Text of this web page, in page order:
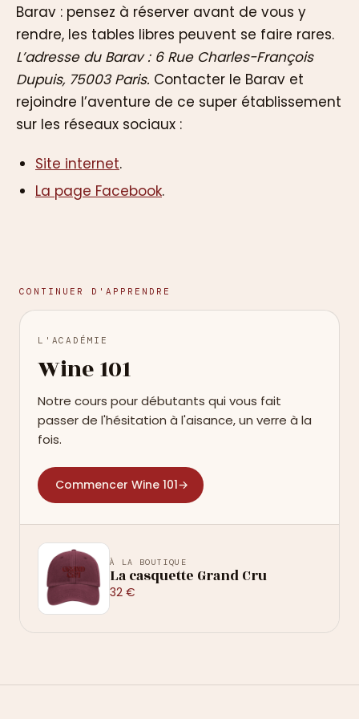
Barav : pensez à réserver avant de vous y
rendre, les tables libres peuvent se faire rares.
L’adresse du Barav : 6 Rue Charles-François
Dupuis, 75003 Paris. Contacter le Barav et
rejoindre l’aventure de ce super établissement
sur les réseaux sociaux :
Site internet.
La page Facebook.
CONTINUER D'APPRENDRE
L'ACADÉMIE
Wine 101
Notre cours pour débutants qui vous fait
passer de l'hésitation à l'aisance, un verre à la
fois.
Commencer Wine 101→
À LA BOUTIQUE
La casquette Grand Cru
32 €